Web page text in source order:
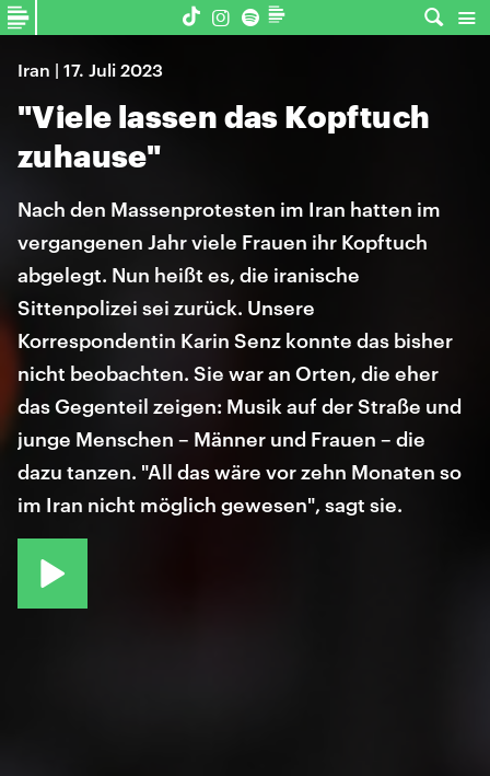
Iran | 17. Juli 2023
"Viele lassen das Kopftuch
zuhause"
Nach den Massenprotesten im Iran hatten im
vergangenen Jahr viele Frauen ihr Kopftuch
abgelegt. Nun heißt es, die iranische
Sittenpolizei sei zurück. Unsere
Korrespondentin Karin Senz konnte das bisher
nicht beobachten. Sie war an Orten, die eher
das Gegenteil zeigen: Musik auf der Straße und
junge Menschen – Männer und Frauen – die
dazu tanzen. "All das wäre vor zehn Monaten so
im Iran nicht möglich gewesen", sagt sie.